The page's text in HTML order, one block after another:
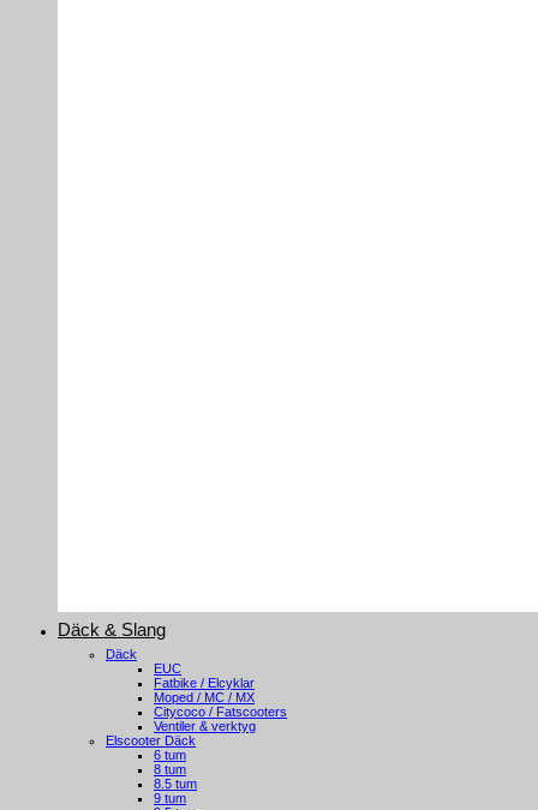
Däck & Slang
Däck
EUC
Fatbike / Elcyklar
Moped / MC / MX
Citycoco / Fatscooters
Ventiler & verktyg
Elscooter Däck
6 tum
8 tum
8.5 tum
9 tum